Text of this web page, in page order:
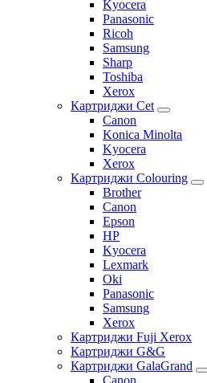
Kyocera
Panasonic
Ricoh
Samsung
Sharp
Toshiba
Xerox
Картриджи Cet
Canon
Konica Minolta
Kyocera
Xerox
Картриджи Colouring
Brother
Canon
Epson
HP
Kyocera
Lexmark
Oki
Panasonic
Samsung
Xerox
Картриджи Fuji Xerox
Картриджи G&G
Картриджи GalaGrand
Canon